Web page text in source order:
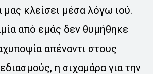
κλείσει μέσα λόγω ιού.
από εμάς δεν θυμήθηκε
απέναντι στους
η σιχαμάρα για την